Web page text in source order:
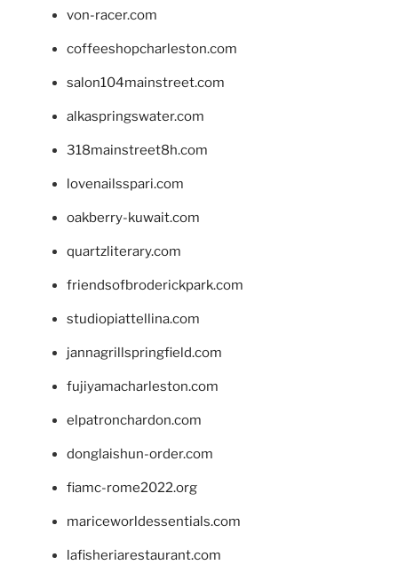
von-racer.com
coffeeshopcharleston.com
salon104mainstreet.com
alkaspringswater.com
318mainstreet8h.com
lovenailsspari.com
oakberry-kuwait.com
quartzliterary.com
friendsofbroderickpark.com
studiopiattellina.com
jannagrillspringfield.com
fujiyamacharleston.com
elpatronchardon.com
donglaishun-order.com
fiamc-rome2022.org
mariceworldessentials.com
lafisheriarestaurant.com